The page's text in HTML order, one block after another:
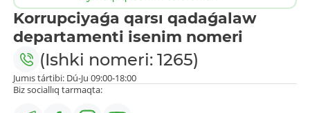
Korrupciyaǵa qarsı qadaǵalaw
departamenti isenim nomeri
(Ishki nomeri: 1265)
Jumıs tártibi: Dú-Ju 09:00-18:00
Biz sociallıq tarmaqta: